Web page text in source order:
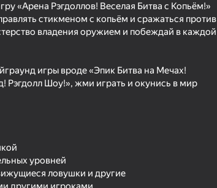
Гуляць
«Арена Рэгдоллов! Веселая Битва с Копьём!»
стикменом с копьём и сражаться против
владения оружием и побеждай в каждой
игры вроде «Эпик Битва на Мечах!
Рэгдолл Шоу!», жми играть и окунись в мир
уровней
ловушки и другие